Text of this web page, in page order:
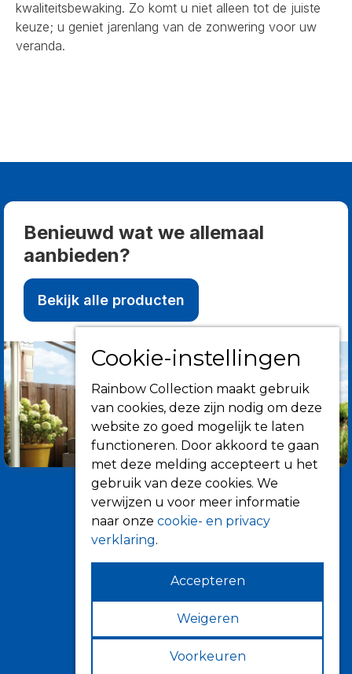
kwaliteitsbewaking. Zo komt u niet alleen tot de juiste
keuze; u geniet jarenlang van de zonwering voor uw
veranda.
Benieuwd wat we allemaal
aanbieden?
Bekijk alle producten
Informatie
Over ons
Tips
Verkooppunten
Cookie-instellingen
Rainbow Collection maakt gebruik
van cookies, deze zijn nodig om deze
website zo goed mogelijk te laten
functioneren. Door akkoord te gaan
met deze melding accepteert u het
gebruik van deze cookies. We
verwijzen u voor meer informatie
naar onze cookie- en privacy
verklaring.
Accepteren
Weigeren
Voorkeuren